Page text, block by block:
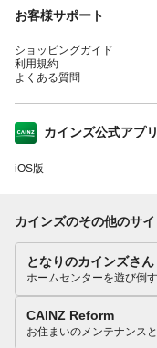
お客様サポート
ショッピングガイド
利用規約
よくある質問
カインズ公式アプリ
iOS版
カインズのその他のサイ
となりのカインズさん
ホームセンターを遊び倒
CAINZ Reform
お住まいのメンテナンス